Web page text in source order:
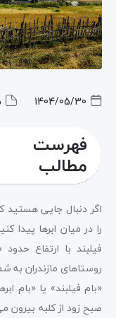
1404/05/30
فهرست
مطالب
اگر دنبال جایی
را در میان ابرها پیدا
روستاهای مازندران به
«بام فیلبند» یا «بام
صبح زود از کلبه بیرون